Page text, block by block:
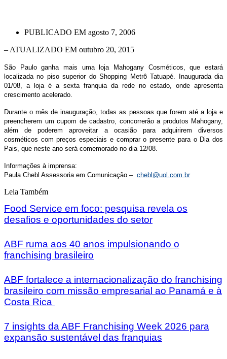
PUBLICADO EM agosto 7, 2006
– ATUALIZADO EM outubro 20, 2015
São Paulo ganha mais uma loja Mahogany Cosméticos, que estará
localizada no piso superior do Shopping Metrô Tatuapé. Inaugurada dia
01/08, a loja é a sexta franquia da rede no estado, onde apresenta
crescimento acelerado.
Durante o mês de inauguração, todas as pessoas que forem até a loja e
preencherem um cupom de cadastro, concorrerão a produtos Mahogany,
além de poderem aproveitar a ocasião para adquirirem diversos
cosméticos com preços especiais e comprar o presente para o Dia dos
Pais, que neste ano será comemorado no dia 12/08.
Informações à imprensa:
Paula Chebl Assessoria em Comunicação – chebl@uol.com.br
Leia Também
Food Service em foco: pesquisa revela os
desafios e oportunidades do setor
ABF ruma aos 40 anos impulsionando o
franchising brasileiro
ABF fortalece a internacionalização do franchising
brasileiro com missão empresarial ao Panamá e à
Costa Rica
7 insights da ABF Franchising Week 2026 para
expansão sustentável das franquias